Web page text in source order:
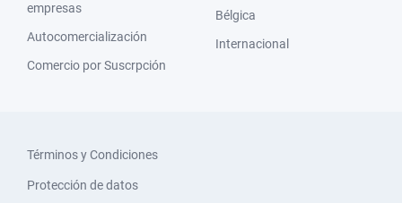
empresas
Autocomercialización
Comercio por Suscrpción
Bélgica
Internacional
Términos y Condiciones
Protección de datos